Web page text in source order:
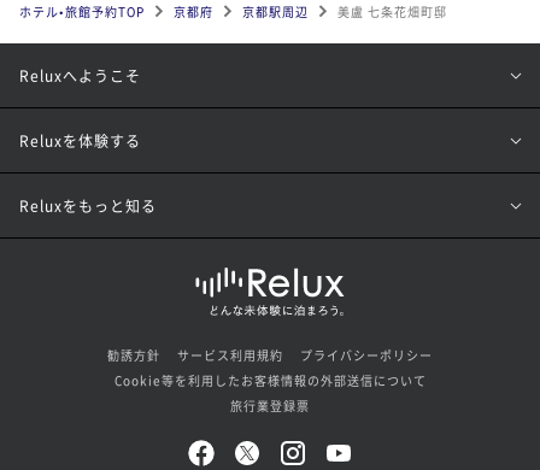
ホテル•旅館予約TOP 京都府 京都駅周辺 美盧 七条花畑町邸
Reluxへようこそ
Reluxを体験する
Reluxをもっと知る
勧誘方針 サービス利用規約
プライバシーポリシー
Cookie等を利用したお客様情報の外部送信について
旅行業登録票